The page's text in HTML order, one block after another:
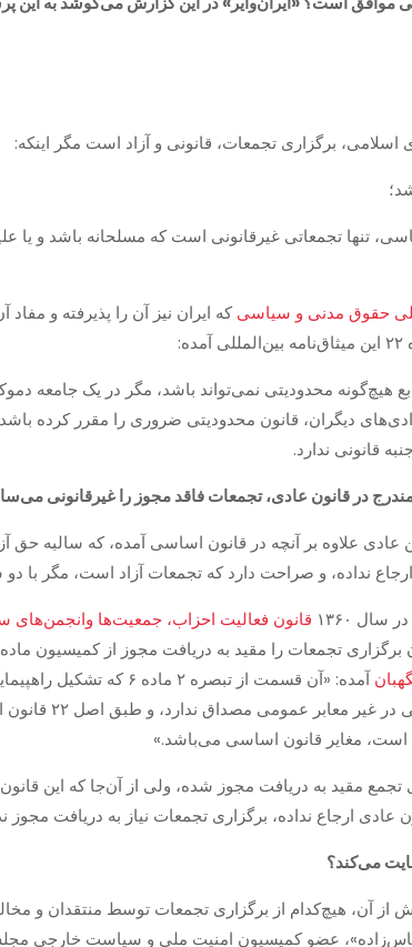
تنها تجمعاتی غیرقانونی است که مسلحانه باشد و یا
حقوق مدنی و سیاسی که ایران نیز آن را پذیرفته و
هیچ‌گونه محدودیتی نمی‌تواند باشد، مگر در یک جامعه
دیگران، قانون محدودیتی ضروری را مقرر کرده
قانونی ندارد.
در قانون عادی، تجمعات فاقد مجوز را غیرقانونی
عادی علاوه بر آنچه در قانون اساسی آمده، که سالبه
نداده، و صراحت دارد که تجمعات آزاد است، مگر با
۱۳۶۰
قانون فعالیت احزاب، جمعیت‌ها
آمده: «آن قسمت از
دانسته، با
است، مغایر قانون اساسی می‌باشد.»
تجمع مقید به دریافت مجوز شده، ولی از آن‌جا که این
عادی ارجاع نداده، برگزاری تجمعات نیاز به دریافت
می‌کند؟
از آن، هیچ‌کدام از برگزاری تجمعات توسط منتقدان و